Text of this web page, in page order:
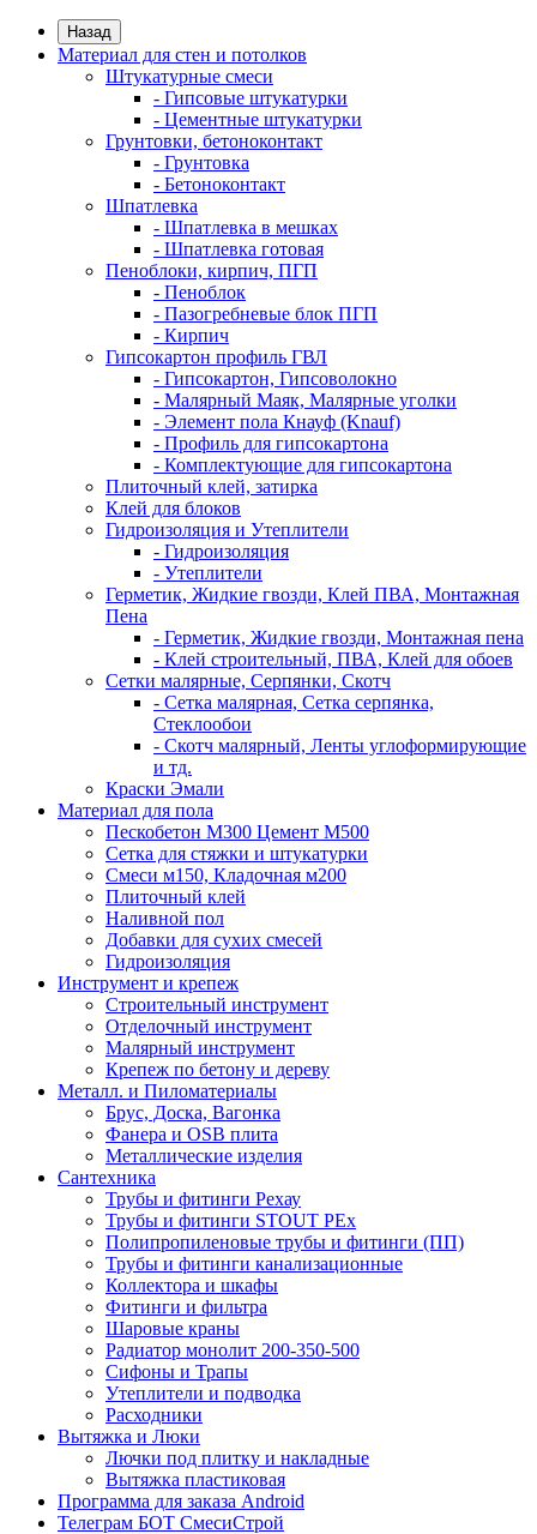
Назад
Материал для стен и потолков
Штукатурные смеси
- Гипсовые штукатурки
- Цементные штукатурки
Грунтовки, бетоноконтакт
- Грунтовка
- Бетоноконтакт
Шпатлевка
- Шпатлевка в мешках
- Шпатлевка готовая
Пеноблоки, кирпич, ПГП
- Пеноблок
- Пазогребневые блок ПГП
- Кирпич
Гипсокартон профиль ГВЛ
- Гипсокартон, Гипсоволокно
- Малярный Маяк, Малярные уголки
- Элемент пола Кнауф (Knauf)
- Профиль для гипсокартона
- Комплектующие для гипсокартона
Плиточный клей, затирка
Клей для блоков
Гидроизоляция и Утеплители
- Гидроизоляция
- Утеплители
Герметик, Жидкие гвозди, Клей ПВА, Монтажная
Пена
- Герметик, Жидкие гвозди, Монтажная пена
- Клей строительный, ПВА, Клей для обоев
Сетки малярные, Серпянки, Скотч
- Сетка малярная, Сетка серпянка,
Стеклообои
- Скотч малярный, Ленты углоформирующие
и тд.
Краски Эмали
Материал для пола
Пескобетон М300 Цемент М500
Сетка для стяжки и штукатурки
Смеси м150, Кладочная м200
Плиточный клей
Наливной пол
Добавки для сухих смесей
Гидроизоляция
Инструмент и крепеж
Строительный инструмент
Отделочный инструмент
Малярный инструмент
Крепеж по бетону и дереву
Металл. и Пиломатериалы
Брус, Доска, Вагонка
Фанера и OSB плита
Металлические изделия
Сантехника
Трубы и фитинги Рехау
Трубы и фитинги STOUT PEx
Полипропиленовые трубы и фитинги (ПП)
Трубы и фитинги канализационные
Коллектора и шкафы
Фитинги и фильтра
Шаровые краны
Радиатор монолит 200-350-500
Сифоны и Трапы
Утеплители и подводка
Расходники
Вытяжка и Люки
Лючки под плитку и накладные
Вытяжка пластиковая
Программа для заказа Android
Телеграм БОТ СмесиСтрой